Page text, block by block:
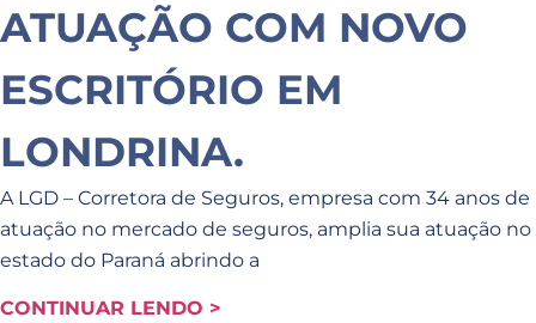
ATUAÇÃO COM NOVO
ESCRITÓRIO EM
LONDRINA.
A LGD – Corretora de Seguros, empresa com 34 anos de
atuação no mercado de seguros, amplia sua atuação no
estado do Paraná abrindo a
CONTINUAR LENDO >